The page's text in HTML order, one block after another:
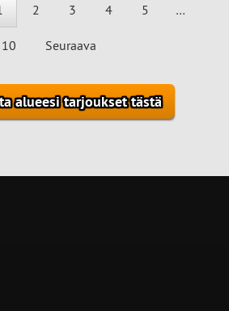
2 3 4 5 …
10 Seuraava
alueesi tarjoukset tästä